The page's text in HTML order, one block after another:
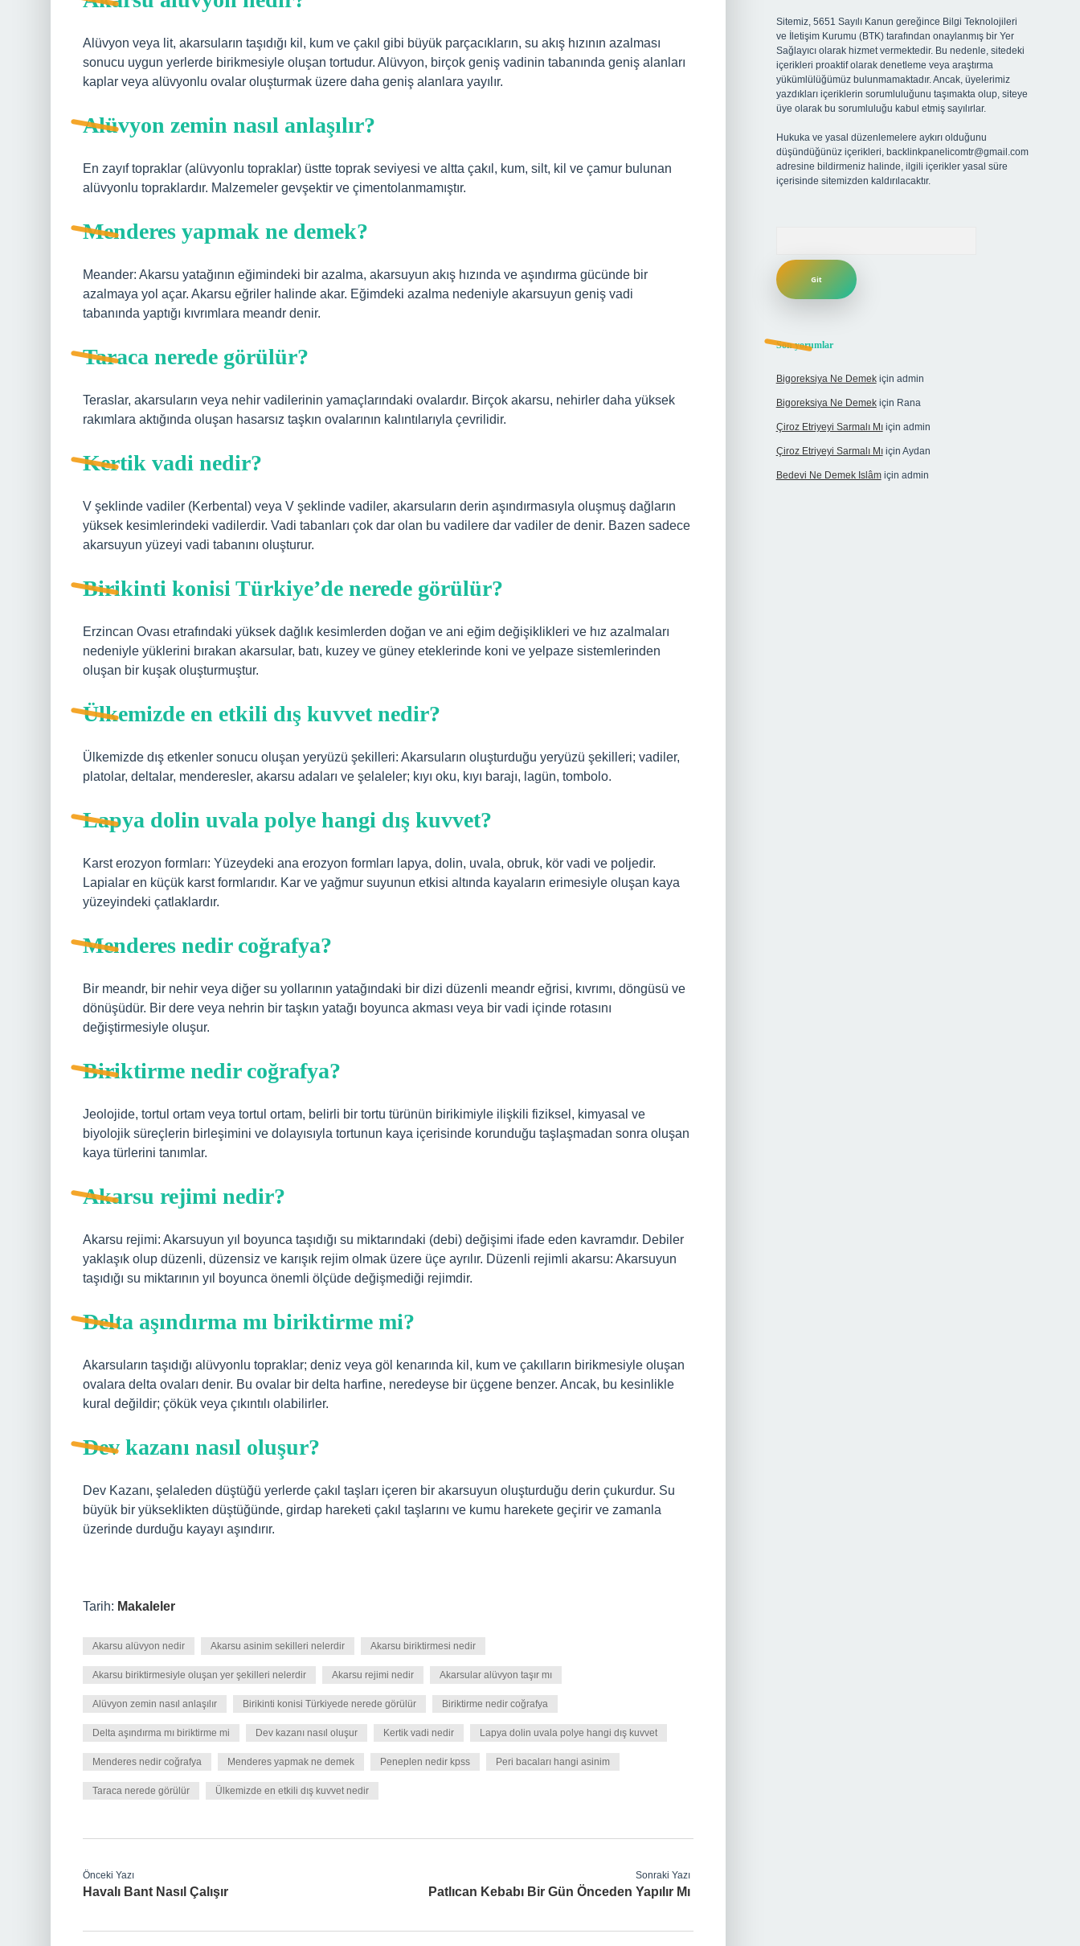
Alüvyon veya lit, akarsuların taşıdığı kil, kum ve çakıl gibi büyük parçacıkların, su akış hızının azalması
sonucu uygun yerlerde birikmesiyle oluşan tortudur. Alüvyon, birçok geniş vadinin tabanında geniş alanları
kaplar veya alüvyonlu ovalar oluşturmak üzere daha geniş alanlara yayılır.
Alüvyon zemin nasıl anlaşılır?
En zayıf topraklar (alüvyonlu topraklar) üstte toprak seviyesi ve altta çakıl, kum, silt, kil ve çamur bulunan
alüvyonlu topraklardır. Malzemeler gevşektir ve çimentolanmamıştır.
Menderes yapmak ne demek?
Meander: Akarsu yatağının eğimindeki bir azalma, akarsuyun akış hızında ve aşındırma gücünde bir
azalmaya yol açar. Akarsu eğriler halinde akar. Eğimdeki azalma nedeniyle akarsuyun geniş vadi
tabanında yaptığı kıvrımlara meandr denir.
Taraca nerede görülür?
Teraslar, akarsuların veya nehir vadilerinin yamaçlarındaki ovalardır. Birçok akarsu, nehirler daha yüksek
rakımlara aktığında oluşan hasarsız taşkın ovalarının kalıntılarıyla çevrilidir.
Kertik vadi nedir?
V şeklinde vadiler (Kerbental) veya V şeklinde vadiler, akarsuların derin aşındırmasıyla oluşmuş dağların
yüksek kesimlerindeki vadilerdir. Vadi tabanları çok dar olan bu vadilere dar vadiler de denir. Bazen sadece
akarsuyun yüzeyi vadi tabanını oluşturur.
Birikinti konisi Türkiye’de nerede görülür?
Erzincan Ovası etrafındaki yüksek dağlık kesimlerden doğan ve ani eğim değişiklikleri ve hız azalmaları
nedeniyle yüklerini bırakan akarsular, batı, kuzey ve güney eteklerinde koni ve yelpaze sistemlerinden
oluşan bir kuşak oluşturmuştur.
Ülkemizde en etkili dış kuvvet nedir?
Ülkemizde dış etkenler sonucu oluşan yeryüzü şekilleri: Akarsuların oluşturduğu yeryüzü şekilleri; vadiler,
platolar, deltalar, menderesler, akarsu adaları ve şelaleler; kıyı oku, kıyı barajı, lagün, tombolo.
Lapya dolin uvala polye hangi dış kuvvet?
Karst erozyon formları: Yüzeydeki ana erozyon formları lapya, dolin, uvala, obruk, kör vadi ve poljedir.
Lapialar en küçük karst formlarıdır. Kar ve yağmur suyunun etkisi altında kayaların erimesiyle oluşan kaya
yüzeyindeki çatlaklardır.
Menderes nedir coğrafya?
Bir meandr, bir nehir veya diğer su yollarının yatağındaki bir dizi düzenli meandr eğrisi, kıvrımı, döngüsü ve
dönüşüdür. Bir dere veya nehrin bir taşkın yatağı boyunca akması veya bir vadi içinde rotasını
değiştirmesiyle oluşur.
Biriktirme nedir coğrafya?
Jeolojide, tortul ortam veya tortul ortam, belirli bir tortu türünün birikimiyle ilişkili fiziksel, kimyasal ve
biyolojik süreçlerin birleşimini ve dolayısıyla tortunun kaya içerisinde korunduğu taşlaşmadan sonra oluşan
kaya türlerini tanımlar.
Akarsu rejimi nedir?
Akarsu rejimi: Akarsuyun yıl boyunca taşıdığı su miktarındaki (debi) değişimi ifade eden kavramdır. Debiler
yaklaşık olup düzenli, düzensiz ve karışık rejim olmak üzere üçe ayrılır. Düzenli rejimli akarsu: Akarsuyun
taşıdığı su miktarının yıl boyunca önemli ölçüde değişmediği rejimdir.
Delta aşındırma mı biriktirme mi?
Akarsuların taşıdığı alüvyonlu topraklar; deniz veya göl kenarında kil, kum ve çakılların birikmesiyle oluşan
ovalara delta ovaları denir. Bu ovalar bir delta harfine, neredeyse bir üçgene benzer. Ancak, bu kesinlikle
kural değildir; çökük veya çıkıntılı olabilirler.
Dev kazanı nasıl oluşur?
Dev Kazanı, şelaleden düştüğü yerlerde çakıl taşları içeren bir akarsuyun oluşturduğu derin çukurdur. Su
büyük bir yükseklikten düştüğünde, girdap hareketi çakıl taşlarını ve kumu harekete geçirir ve zamanla
üzerinde durduğu kayayı aşındırır.
Tarih: Makaleler
Akarsu alüvyon nedir Akarsu asinim sekilleri nelerdir Akarsu biriktirmesi nedir
Akarsu biriktirmesiyle oluşan yer şekilleri nelerdir Akarsu rejimi nedir Akarsular alüvyon taşır mı
Alüvyon zemin nasıl anlaşılır Birikinti konisi Türkiyede nerede görülür Biriktirme nedir coğrafya
Delta aşındırma mı biriktirme mi Dev kazanı nasıl oluşur Kertik vadi nedir Lapya dolin uvala polye hangi dış kuvvet
Menderes nedir coğrafya Menderes yapmak ne demek Peneplen nedir kpss Peri bacaları hangi asinim
Taraca nerede görülür Ülkemizde en etkili dış kuvvet nedir
Önceki Yazı
Havalı Bant Nasıl Çalışır
Sonraki Yazı
Patlıcan Kebabı Bir Gün Önceden Yapılır Mı
Sitemiz, 5651 Sayılı Kanun gereğince Bilgi Teknolojileri
ve İletişim Kurumu (BTK) tarafından onaylanmış bir Yer
Sağlayıcı olarak hizmet vermektedir. Bu nedenle, sitedeki
içerikleri proaktif olarak denetleme veya araştırma
yükümlülüğümüz bulunmamaktadır. Ancak, üyelerimiz
yazdıkları içeriklerin sorumluluğunu taşımakta olup, siteye
üye olarak bu sorumluluğu kabul etmiş sayılırlar.
Hukuka ve yasal düzenlemelere aykırı olduğunu
düşündüğünüz içerikleri, backlinkpanelicomtr@gmail.com
adresine bildirmeniz halinde, ilgili içerikler yasal süre
içerisinde sitemizden kaldırılacaktır.
Son yorumlar
Bigoreksiya Ne Demekiçin admin
Bigoreksiya Ne Demekiçin Rana
Çiroz Etriyeyi Sarmalı Mıiçin admin
Çiroz Etriyeyi Sarmalı Mıiçin Aydan
Bedevi Ne Demek Islâmiçin admin